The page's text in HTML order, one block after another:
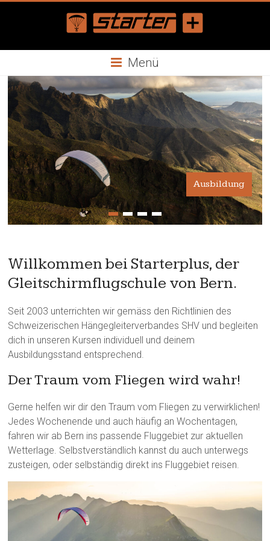
Starterplus
Bern
Menü
Ausbildung
Willkommen bei Starterplus, der
Gleitschirmflugschule von Bern.
Seit 2003 unterrichten wir gemäss den Richtlinien des
Schweizerischen Hängegleiterverbandes SHV und begleiten
dich in unseren Kursen individuell und deinem
Ausbildungsstand entsprechend.
Der Traum vom Fliegen wird wahr!
Gerne helfen wir dir den Traum vom Fliegen zu verwirklichen!
Jedes Wochenende und auch häufig an Wochentagen,
fahren wir ab Bern ins passende Fluggebiet zur aktuellen
Wetterlage. Selbstverständlich kannst du auch unterwegs
zusteigen, oder selbständig direkt ins Fluggebiet reisen.